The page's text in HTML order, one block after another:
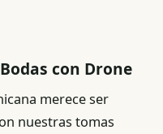
con Drone
merece ser
nuestras tomas